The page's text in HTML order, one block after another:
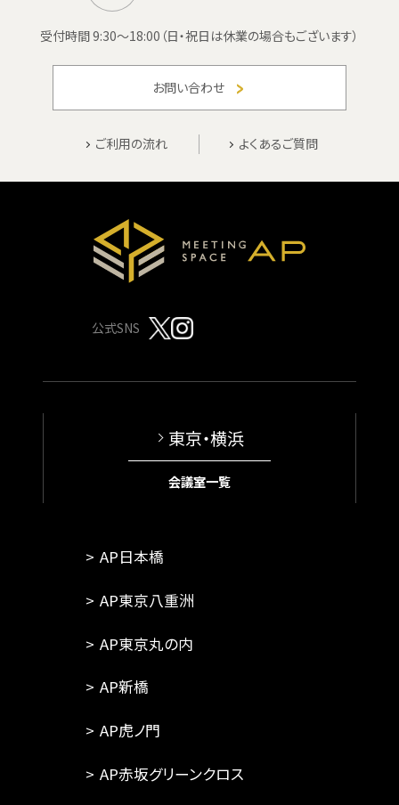
受付時間 9:30〜18:00 （日・祝日は休業の場合もございます）
お問い合わせ
ご利用の流れ よくあるご質問
公式SNS
東京・横浜
会議室一覧
AP日本橋
AP東京八重洲
AP東京丸の内
AP新橋
AP虎ノ門
AP赤坂グリーンクロス